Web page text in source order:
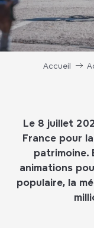
Accueil
Le 8 juillet
France pour
patrimoine.
animations
populaire, la